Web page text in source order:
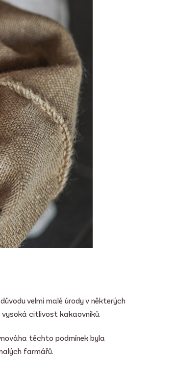
velmi malé úrody v některých
citlivost kakaovníků.
těchto podmínek byla
farmářů.